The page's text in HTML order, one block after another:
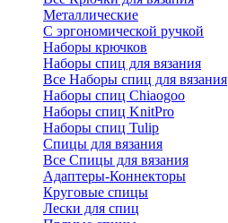
Металлические
С эргономической ручкой
Наборы крючков
Наборы спиц для вязания
Все Наборы спиц для вязания
Наборы спиц Chiaogoo
Наборы спиц KnitPro
Наборы спиц Tulip
Спицы для вязания
Все Спицы для вязания
Адаптеры-Коннекторы
Круговые спицы
Лески для спиц